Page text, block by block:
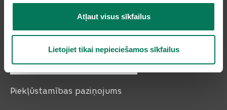
Atļaut visus sīkfailus
Lietojiet tikai nepieciešamos sīkfailus
Piekļūstamības paziņojums